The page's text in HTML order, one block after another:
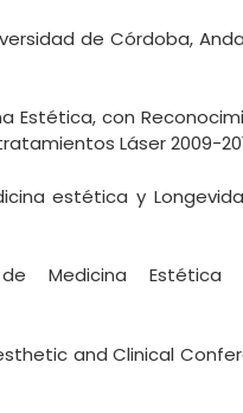
de Córdoba,
Estética, con
Láser 2009-
estética y
Medicina Estética
and Clinical